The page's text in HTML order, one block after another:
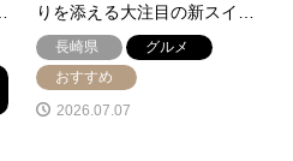
りを添える大注目の新スイ…
長崎県
グルメ
おすすめ
2026.07.07